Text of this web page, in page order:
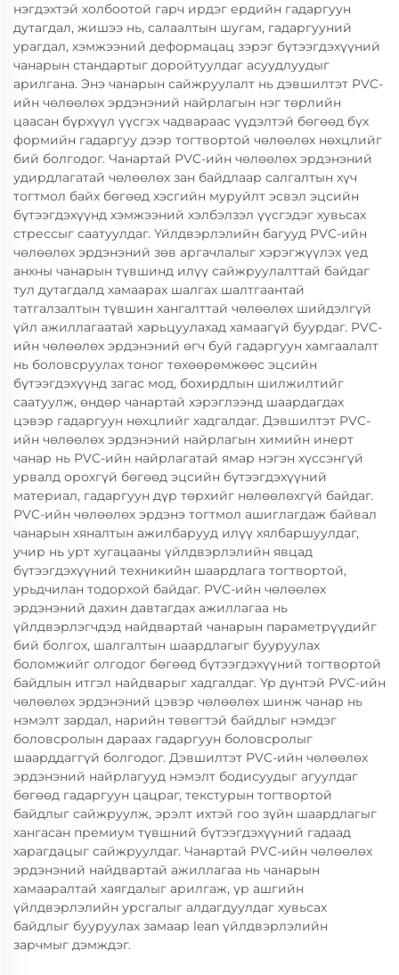
нэгдэхтэй холбоотой гарч ирдэг ердийн гадаргуун
дутагдал, жишээ нь, салаалтын шугам, гадаргууний
урагдал, хэмжээний деформацац зэрэг бүтээгдэхүүний
чанарын стандартыг доройтуулдаг асуудлуудыг
арилгана. Энэ чанарын сайжруулалт нь дэвшилтэт PVC-
ийн чөлөөлөх эрдэнэний найрлагын нэг төрлийн
цаасан бүрхүүл үүсгэх чадвараас үүдэлтэй бөгөөд бүх
формийн гадаргуу дээр тогтвортой чөлөөлөх нөхцлийг
бий болгодог. Чанартай PVC-ийн чөлөөлөх эрдэнэний
удирдлагатай чөлөөлөх зан байдлаар салгалтын хүч
тогтмол байх бөгөөд хэсгийн муруйлт эсвэл эцсийн
бүтээгдэхүүнд хэмжээний хэлбэлзэл үүсгэдэг хувьсах
стрессыг саатуулдаг. Үйлдвэрлэлийн багууд PVC-ийн
чөлөөлөх эрдэнэний зөв аргачлалыг хэрэгжүүлэх үед
анхны чанарын түвшинд илүү сайжруулалттай байдаг
тул дутагдалд хамаарах шалгах шалтгаантай
татгалзалтын түвшин хангалттай чөлөөлөх шийдэлгүй
үйл ажиллагаатай харьцуулахад хамаагүй буурдаг. PVC-
ийн чөлөөлөх эрдэнэний өгч буй гадаргуун хамгаалалт
нь боловсруулах тоног төхөөрөмжөөс эцсийн
бүтээгдэхүүнд загас мод, бохирдлын шилжилтийг
саатуулж, өндөр чанартай хэрэглээнд шаардагдах
цэвэр гадаргуун нөхцлийг хадгалдаг. Дэвшилтэт PVC-
ийн чөлөөлөх эрдэнэний найрлагын химийн инерт
чанар нь PVC-ийн найрлагатай ямар нэгэн хүссэнгүй
урвалд орохгүй бөгөөд эцсийн бүтээгдэхүүний
материал, гадаргуун дүр төрхийг нөлөөлөхгүй байдаг.
PVC-ийн чөлөөлөх эрдэнэ тогтмол ашиглагдаж байвал
чанарын хяналтын ажилбарууд илүү хялбаршуулдаг,
учир нь урт хугацааны үйлдвэрлэлийн явцад
бүтээгдэхүүний техникийн шаардлага тогтвортой,
урьдчилан тодорхой байдаг. PVC-ийн чөлөөлөх
эрдэнэний дахин давтагдах ажиллагаа нь
үйлдвэрлэгчдэд найдвартай чанарын параметрүүдийг
бий болгох, шалгалтын шаардлагыг бууруулах
боломжийг олгодог бөгөөд бүтээгдэхүүний тогтвортой
байдлын итгэл найдварыг хадгалдаг. Үр дүнтэй PVC-ийн
чөлөөлөх эрдэнэний цэвэр чөлөөлөх шинж чанар нь
нэмэлт зардал, нарийн төвөгтэй байдлыг нэмдэг
боловсролын дараах гадаргуун боловсролыг
шаарддаггүй болгодог. Дэвшилтэт PVC-ийн чөлөөлөх
эрдэнэний найрлагууд нэмэлт бодисуудыг агуулдаг
бөгөөд гадаргуун цацраг, текстурын тогтвортой
байдлыг сайжруулж, эрэлт ихтэй гоо зүйн шаардлагыг
хангасан премиум түвшний бүтээгдэхүүний гадаад
харагдацыг сайжруулдаг. Чанартай PVC-ийн чөлөөлөх
эрдэнэний найдвартай ажиллагаа нь чанарын
хамааралтай хаягдалыг арилгаж, үр ашгийн
үйлдвэрлэлийн урсгалыг алдагдуулдаг хувьсах
байдлыг бууруулах замаар lean үйлдвэрлэлийн
зарчмыг дэмждэг.